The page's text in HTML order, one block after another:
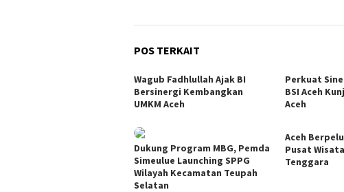
POS TERKAIT
Wagub Fadhlullah Ajak BI
Bersinergi Kembangkan
UMKM Aceh
Perkuat
BSI Aceh
Aceh
Dukung Program MBG, Pemda
Simeulue Launching SPPG
Wilayah Kecamatan Teupah
Selatan
Aceh
Pusat
Tenggara